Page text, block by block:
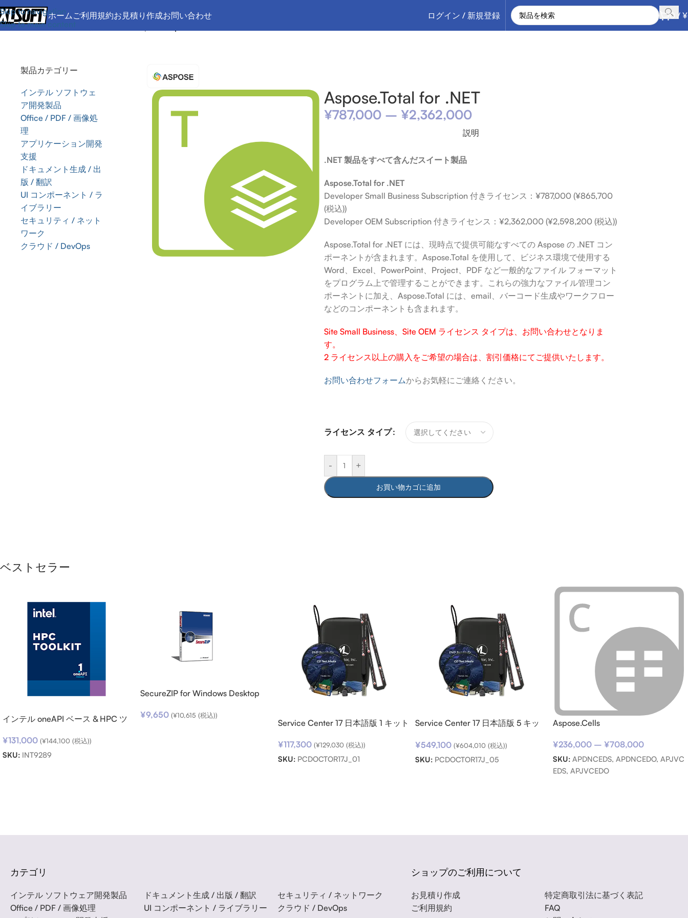
Skip to navigation
Skip to main content
ホーム ご利用規約お見積り作成お問い合わせ ログイン / 新規登録 0 / ¥
ホーム/Office / PDF / 画像処理
製品カテゴリー
インテル ソフトウェ
ア開発製品
Office / PDF / 画像処
理
アプリケーション開発
支援
ドキュメント生成 / 出
版 / 翻訳
UI コンポーネント / ラ
イブラリー
セキュリティ / ネット
ワーク
クラウド / DevOps
Aspose.Total for .NET
¥787,000 – ¥2,362,000
説明
.NET 製品をすべて含んだスイート製品
Aspose.Total for .NET
Developer Small Business Subscription 付きライセンス：¥787,000 (¥865,700
(税込))
Developer OEM Subscription 付きライセンス：¥2,362,000 (¥2,598,200 (税込))
Aspose.Total for .NET には、現時点で提供可能なすべての Aspose の .NET コン
ポーネントが含まれます。Aspose.Total を使用して、ビジネス環境で使用する
Word、Excel、PowerPoint、Project、PDF など一般的なファイル フォーマット
をプログラム上で管理することができます。これらの強力なファイル管理コン
ポーネントに加え、Aspose.Total には、email、バーコード生成やワークフロー
などのコンポーネントも含まれます。
Site Small Business、Site OEM ライセンス タイプは、お問い合わせとなりま
す。
2 ライセンス以上の購入をご希望の場合は、割引価格にてご提供いたします。
お問い合わせフォームからお気軽にご連絡ください。
ライセンス タイプ
- +
お買い物カゴに追加
ベストセラー
インテル oneAPI ベース & HPC ツ
(期限内更新用)
¥131,000 (¥144,100 (税込))
SKU: INT9289
SecureZIP for Windows Desktop
¥9,650 (¥10,615 (税込))
Service Center 17 日本語版 1 キット
¥117,300 (¥129,030(税込))
SKU: PCDOCTOR17J_01
Service Center 17 日本語版 5 キッ
¥549,100 (¥604,010 (税込))
SKU: PCDOCTOR17J_05
Aspose.Cells
¥236,000 –¥708,000
SKU:APDNCEDS, APDNCEDO, APJVC
EDS, APJVCEDO
カテゴリ
インテル ソフトウェア開発製品
Office / PDF / 画像処理
ドキュメント生成 / 出版 / 翻訳
UI コンポーネント / ライブラリー
セキュリティ / ネットワーク
クラウド / DevOps
ショップのご利用について
お見積り作成
ご利用規約
特定商取引法に基づく表記
FAQ